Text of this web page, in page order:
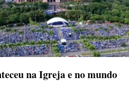
na Igreja e no mundo